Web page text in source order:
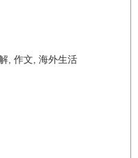
作文 海外生活